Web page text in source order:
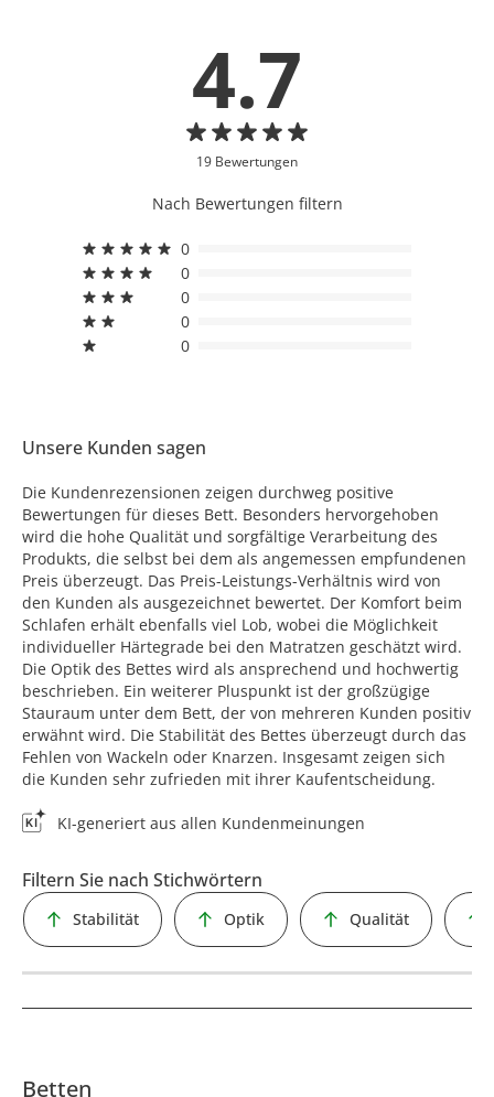
4.7
19 Bewertungen
Nach Bewertungen filtern
0
0
0
0
0
Unsere Kunden sagen
Die Kundenrezensionen zeigen durchweg positive
Bewertungen für dieses Bett. Besonders hervorgehoben
wird die hohe Qualität und sorgfältige Verarbeitung des
Produkts, die selbst bei dem als angemessen empfundenen
Preis überzeugt. Das Preis-Leistungs-Verhältnis wird von
den Kunden als ausgezeichnet bewertet. Der Komfort beim
Schlafen erhält ebenfalls viel Lob, wobei die Möglichkeit
individueller Härtegrade bei den Matratzen geschätzt wird.
Die Optik des Bettes wird als ansprechend und hochwertig
beschrieben. Ein weiterer Pluspunkt ist der großzügige
Stauraum unter dem Bett, der von mehreren Kunden positiv
erwähnt wird. Die Stabilität des Bettes überzeugt durch das
Fehlen von Wackeln oder Knarzen. Insgesamt zeigen sich
die Kunden sehr zufrieden mit ihrer Kaufentscheidung.
KI-generiert aus allen Kundenmeinungen
Filtern Sie nach Stichwörtern
Stabilität Optik Qualität
Betten